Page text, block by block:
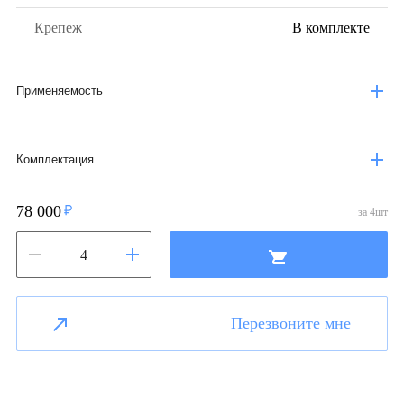
Крепеж В комплекте
Применяемость
Комплектация
78 000 за 4шт
Перезвоните мне